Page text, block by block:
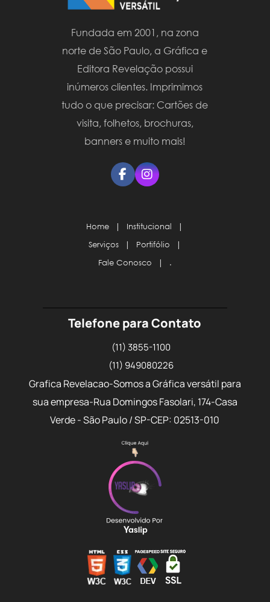
Fundada em 2001, na zona
norte de São Paulo, a Gráfica e
Editora Revelação possui
inúmeros clientes. Imprimimos
tudo o que precisar: Cartões de
visita, folhetos, brochuras,
banners e muito mais!
Home | Institucional
|
Serviços
| Portifólio
|
Fale Conosco
| .
Telefone para Contato
(11) 3855-1100
(11) 949080226
Grafica Revelacao-Somos a Gráfica versátil para
sua empresa-Rua Domingos Fasolari, 174-Casa
Verde - São Paulo / SP-CEP: 02513-010